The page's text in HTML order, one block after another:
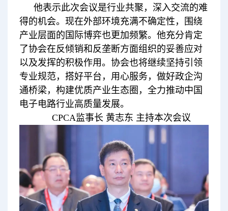
他表示此次会议是行业共聚，深入交流的难
得的机会。现在外部环境充满不确定性，围绕
产业层面的国际博弈也更加频繁。他充分肯定
了协会在反倾销和反垄断方面组织的妥善应对
以及发挥的积极作用。协会也将继续坚持引领
专业规范，搭好平台，用心服务，做好政企沟
通桥梁，构建优质产业生态圈，全力推动中国
电子电路行业高质量发展。
CPCA监事长 黄志东 主持本次会议